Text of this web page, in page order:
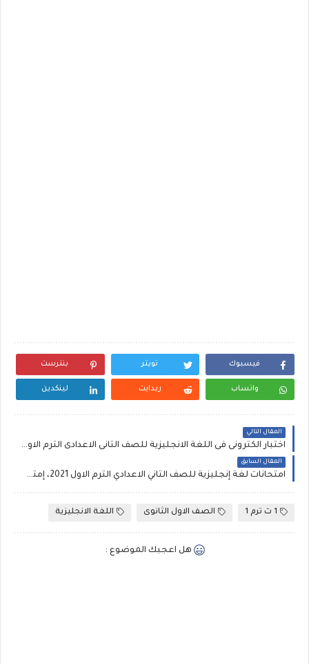
فيسبوك تويتر بنترست
واتساب ريدايت لينكدين
المقال التالي
اختبار الكترونى فى اللغة الانجليزية للصف الثانى الاعدادى الترم الاول 2021 مستر محمد الشعراوى
المقال السابق
امتحانات لغة إنجليزية للصف الثاني الاعدادي الترم الاول 2021، إمتحان انجليزى على كل وحدة كتاب العمالقة
1 ث ترم 1 الصف الاول الثانوى اللغة الانجليزية
هل اعجبك الموضوع :